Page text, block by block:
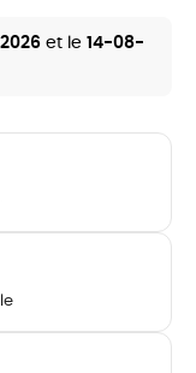
et le 14-08-